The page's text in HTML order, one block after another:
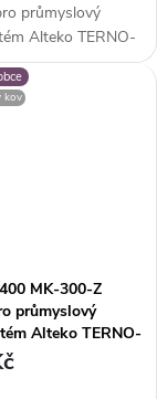
průmyslový
Alteko TERNO-
systém řady
Zákazníci často
kov
MK-300-Z
průmyslový
Alteko TERNO-